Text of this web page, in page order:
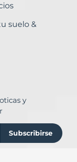
suelo &
y
Subscribirse